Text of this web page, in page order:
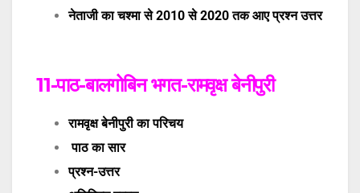
नेताजी का चश्मा से 2010 से 2020 तक आए प्रश्न उत्तर
11-पाठ-बालगोबिन भगत-रामवृक्ष बेनीपुरी
रामवृक्ष बेनीपुरी का परिचय
पाठ का सार
प्रश्न-उत्तर